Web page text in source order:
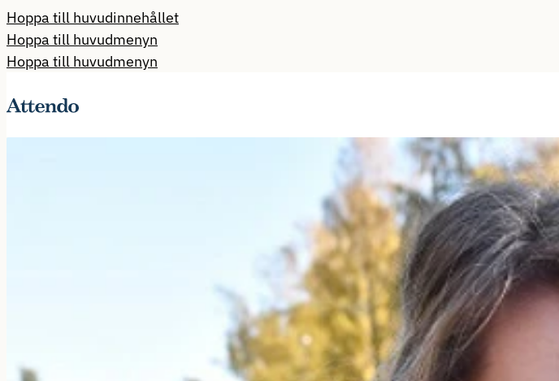
Hoppa till huvudinnehållet
Hoppa till huvudmenyn
Hoppa till huvudmenyn